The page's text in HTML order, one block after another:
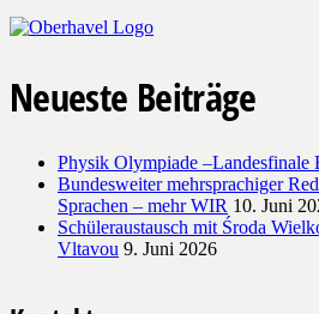
Neueste Beiträge
Physik Olympiade –Landesfinale
Bundesweiter mehrsprachiger
Sprachen – mehr WIR 10. Juni
Schüleraustausch mit Środa
Vltavou 9. Juni 2026